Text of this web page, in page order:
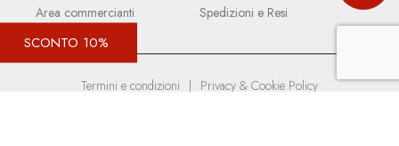
SCONTO 10%
Area commercianti
Spedizioni e Resi
Termini e condizioni | Privacy & Cookie Policy